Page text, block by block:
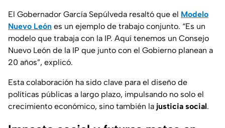
El Gobernador García Sepúlveda resaltó que el Modelo
Nuevo León es un ejemplo de trabajo conjunto. “Es un
modelo que trabaja con la IP. Aquí tenemos un Consejo
Nuevo León de la IP que junto con el Gobierno planean a
20 años”, explicó.
Esta colaboración ha sido clave para el diseño de
políticas públicas a largo plazo, impulsando no solo el
crecimiento económico, sino también la justicia social.